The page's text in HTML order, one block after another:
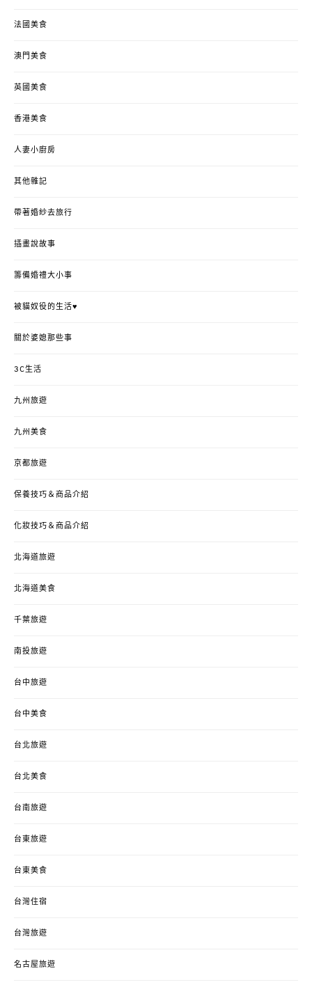
法國美食
澳門美食
英國美食
香港美食
人妻小廚房
其他雜記
帶著婚紗去旅行
插畫說故事
籌備婚禮大小事
被貓奴役的生活♥
關於婆媳那些事
3C生活
九州旅遊
九州美食
京都旅遊
保養技巧＆商品介紹
化妝技巧＆商品介紹
北海道旅遊
北海道美食
千葉旅遊
南投旅遊
台中旅遊
台中美食
台北旅遊
台北美食
台南旅遊
台東旅遊
台東美食
台灣住宿
台灣旅遊
名古屋旅遊